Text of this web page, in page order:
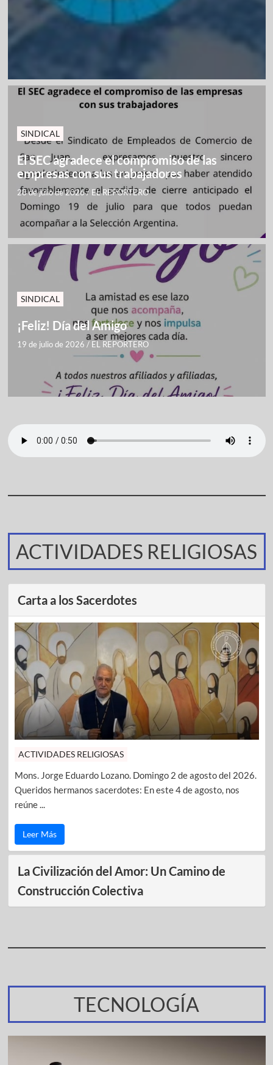
SINDICAL
El SEC agradece el compromiso de las
empresas con sus trabajadores
28 de julio de 2026/ EL REPORTERO
SINDICAL
¡Feliz! Día del Amigo
19 de julio de 2026 / EL REPORTERO
ACTIVIDADES RELIGIOSAS
Carta a los Sacerdotes
ACTIVIDADES RELIGIOSAS
Mons. Jorge Eduardo Lozano. Domingo 2 de agosto del 2026.
Queridos hermanos sacerdotes: En este 4 de agosto, nos
reúne ...
Leer Más
La Civilización del Amor: Un Camino de
Construcción Colectiva
TECNOLOGÍA